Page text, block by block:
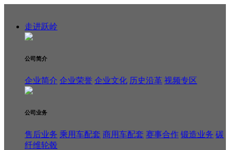
走进跃岭
公司简介
企业简介 企业荣誉 企业文化 历史沿革 视频专区
公司业务
售后业务 乘用车配套 商用车配套 赛事合作 锻造业务 碳
纤维轮毂